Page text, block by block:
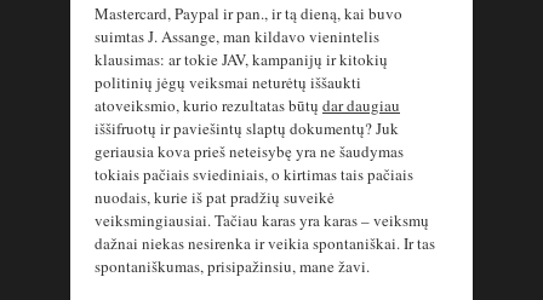
Mastercard, Paypal ir pan., ir tą dieną, kai buvo
suimtas J. Assange, man kildavo vienintelis
klausimas: ar tokie JAV, kampanijų ir kitokių
politinių jėgų veiksmai neturėtų iššaukti
atoveiksmio, kurio rezultatas būtų dar daugiau
iššifruotų ir paviešintų slaptų dokumentų? Juk
geriausia kova prieš neteisybę yra ne šaudymas
tokiais pačiais sviediniais, o kirtimas tais pačiais
nuodais, kurie iš pat pradžių suveikė
veiksmingiausiai. Tačiau karas yra karas – veiksmų
dažnai niekas nesirenka ir veikia spontaniškai. Ir tas
spontaniškumas, prisipažinsiu, mane žavi.